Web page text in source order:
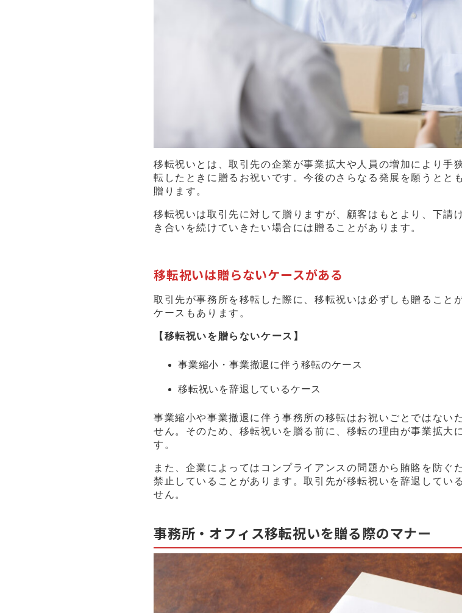
移転祝いとは、取引先の企業が事業拡大や人員の増加により手
転したときに贈るお祝いです。今後のさらなる発展を願うとと
贈ります。
移転祝いは取引先に対して贈りますが、顧客はもとより、下請
き合いを続けていきたい場合には贈ることがあります。
移転祝いは贈らないケースがある
取引先が事務所を移転した際に、移転祝いは必ずしも贈ること
ケースもあります。
【移転祝いを贈らないケース】
事業縮小・事業撤退に伴う移転のケース
移転祝いを辞退しているケース
事業縮小や事業撤退に伴う事務所の移転はお祝いごとではない
せん。そのため、移転祝いを贈る前に、移転の理由が事業拡大
す。
また、企業によってはコンプライアンスの問題から賄賂を防ぐ
禁止していることがあります。取引先が移転祝いを辞退してい
せん。
事務所・オフィス移転祝いを贈る際のマナー